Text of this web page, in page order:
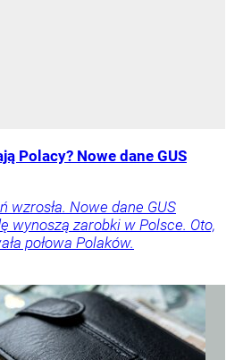
Polacy? Nowe dane GUS
wzrosła. Nowe dane GUS
wynoszą zarobki w Polsce. Oto,
połowa Polaków.